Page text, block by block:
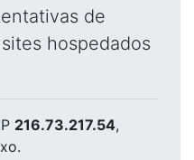
de
hospedados
216.73.217.54,